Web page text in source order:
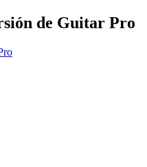
de Guitar Pro